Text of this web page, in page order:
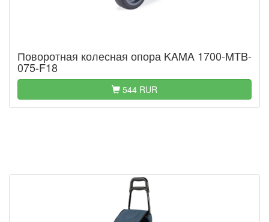
Поворотная колесная опора KAMA 1700-MTB-
075-F18
544 RUR